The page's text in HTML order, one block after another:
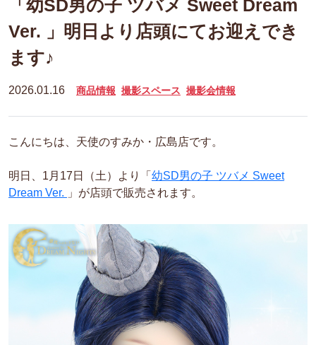
「幼SD男の子 ツバメ Sweet Dream
Ver. 」明日より店頭にてお迎えでき
ます♪
2026.01.16 商品情報 撮影スペース 撮影会情報
こんにちは、天使のすみか・広島店です。
明日、1月17日（土）より「 幼SD男の子 ツバメ Sweet
Dream Ver. 」が店頭で販売されます。